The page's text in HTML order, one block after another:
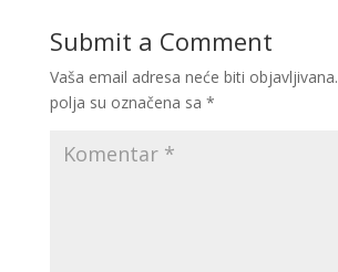
Submit a Comment
Vaša email adresa neće biti objavljivana.
polja su označena sa *